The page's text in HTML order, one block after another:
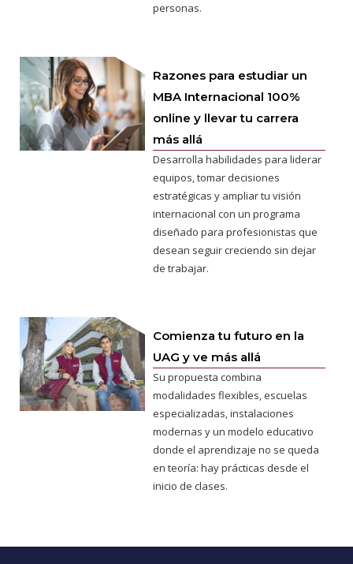
personas.
Razones para estudiar un
MBA Internacional 100%
online y llevar tu carrera
más allá
Desarrolla habilidades para liderar
equipos, tomar decisiones
estratégicas y ampliar tu visión
internacional con un programa
diseñado para profesionistas que
desean seguir creciendo sin dejar
de trabajar.
Comienza tu futuro en la
UAG y ve más allá
Su propuesta combina
modalidades flexibles, escuelas
especializadas, instalaciones
modernas y un modelo educativo
donde el aprendizaje no se queda
en teoría: hay prácticas desde el
inicio de clases.